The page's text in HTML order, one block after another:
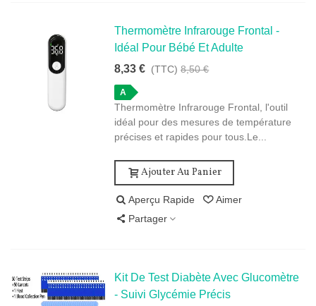
Thermomètre Infrarouge Frontal -
Idéal Pour Bébé Et Adulte
8,33 € (TTC) 8,50 €
A
Thermomètre Infrarouge Frontal, l'outil
idéal pour des mesures de température
précises et rapides pour tous.Le...
Ajouter Au Panier
Aperçu Rapide
Aimer
Partager
Kit De Test Diabète Avec Glucomètre
- Suivi Glycémie Précis